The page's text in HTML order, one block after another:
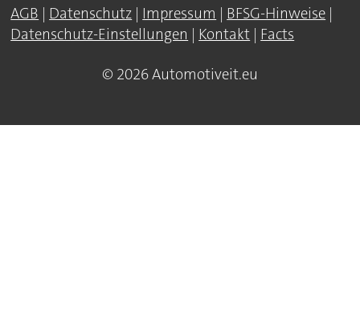
AGB | Datenschutz | Impressum | BFSG-Hinweise |
Datenschutz-Einstellungen | Kontakt | Facts
© 2026 Automotiveit.eu